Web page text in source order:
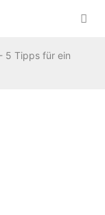
5 Tipps für ein